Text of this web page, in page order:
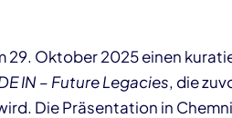
29. Oktober 2025 einen
IN – Future Legacies, die
Die Präsentation in